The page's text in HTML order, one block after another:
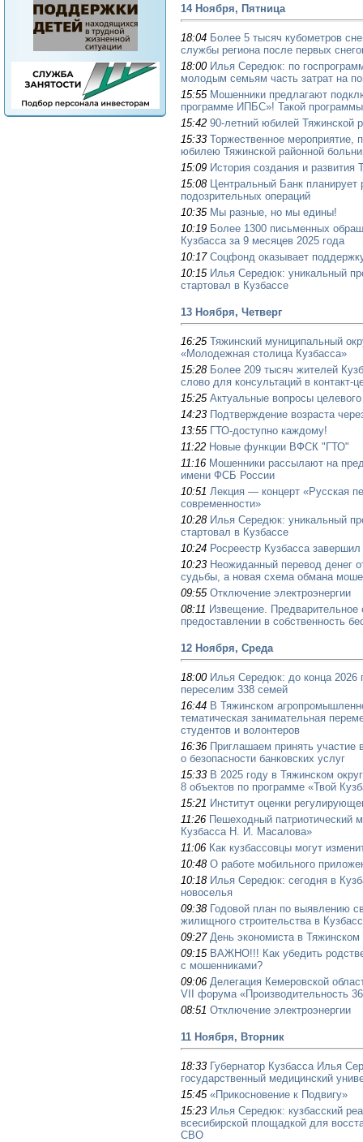
14 Ноября, Пятница
18:04 Более 5 тысяч кубометров
службы региона после первых
18:00 Илья Середюк: по
молодым семьям часть затрат на
15:55 Мошенники предлагают
программе ИПБС»! Такой
15:42 90-летний юбилей Тяжинской
15:33 Торжественное мероприятие,
юбилею Тяжинской районной
15:09 История создания и развития
15:08 Центральный Банк планирует
подозрительных операций
10:35 Мы разные, но мы едины!
10:19 Более 1300 письменных
Кузбасса за 9 месяцев 2025 года
10:17 Соцфонд оказывает
10:15 Илья Середюк: уникальный
стартовал в Кузбассе
13 Ноября, Четверг
16:25 Тяжинский муниципальный
«Молодежная столица Кузбасса»
15:28 Более 209 тысяч жителей
слово для консультаций в контакт-
15:25 Актуальные вопросы
14:23 Подтверждение возраста
13:55 ГТО-доступно каждому!
11:22 Новые функции ВФСК "ГТО"
11:16 Мошенники рассылают на
имени ФСБ России
10:51 Лекция — концерт «Русская
современности»
10:28 Илья Середюк: уникальный
стартовал в Кузбассе
10:24 Росреестр Кузбасса
10:23 Неожиданный перевод денег
судьбы, а новая схема обмана
09:55 Отключение электроэнергии
08:11 Извещение. Предварительное
предоставлении в собственность
12 Ноября, Среда
18:00 Илья Середюк: до конца 2026
переселим 338 семей
16:44 В Тяжинском
тематическая занимательная
студентов и волонтеров
16:36 Приглашаем принять участие
о безопасности банковских услуг
15:33 В 2025 году в Тяжинском
8 объектов по программе «Твой
15:21 Институт оценки
11:26 Пешеходный патриотический
Кузбасса Н. И. Масалова»
11:06 Как кузбассовцы могут
10:48 О работе мобильного
10:18 Илья Середюк: сегодня в
новоселья
09:38 Годовой план по выявлению
жилищного строительства в
09:27 День экономиста в
09:15 ВАЖНО!!! Как убедить
с мошенниками?
09:06 Делегация Кемеровской
VII форума «Производительность
08:51 Отключение электроэнергии
11 Ноября, Вторник
18:33 Губернатор Кузбасса Илья
государственный медицинский
15:45 «Прикосновение к Подвигу»
15:23 Илья Середюк: кузбасский
всесибирской площадкой для
СВО